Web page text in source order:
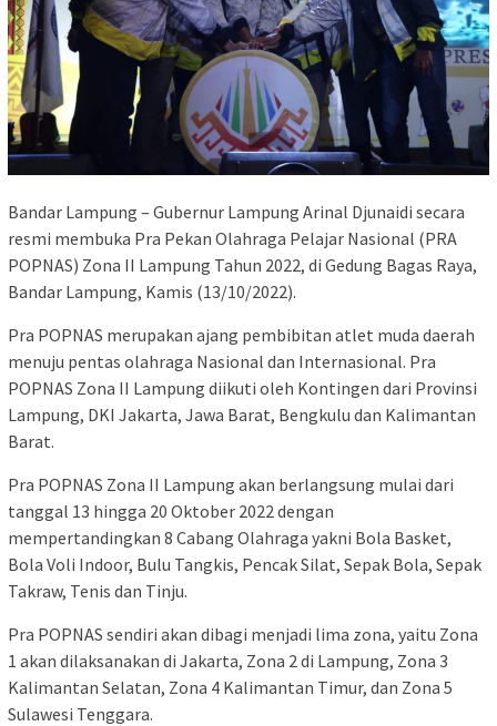
Bandar Lampung – Gubernur Lampung Arinal Djunaidi secara
resmi membuka Pra Pekan Olahraga Pelajar Nasional (PRA
POPNAS) Zona II Lampung Tahun 2022, di Gedung Bagas Raya,
Bandar Lampung, Kamis (13/10/2022).
Pra POPNAS merupakan ajang pembibitan atlet muda daerah
menuju pentas olahraga Nasional dan Internasional. Pra
POPNAS Zona II Lampung diikuti oleh Kontingen dari Provinsi
Lampung, DKI Jakarta, Jawa Barat, Bengkulu dan Kalimantan
Barat.
Pra POPNAS Zona II Lampung akan berlangsung mulai dari
tanggal 13 hingga 20 Oktober 2022 dengan
mempertandingkan 8 Cabang Olahraga yakni Bola Basket,
Bola Voli Indoor, Bulu Tangkis, Pencak Silat, Sepak Bola, Sepak
Takraw, Tenis dan Tinju.
Pra POPNAS sendiri akan dibagi menjadi lima zona, yaitu Zona
1 akan dilaksanakan di Jakarta, Zona 2 di Lampung, Zona 3
Kalimantan Selatan, Zona 4 Kalimantan Timur, dan Zona 5
Sulawesi Tenggara.